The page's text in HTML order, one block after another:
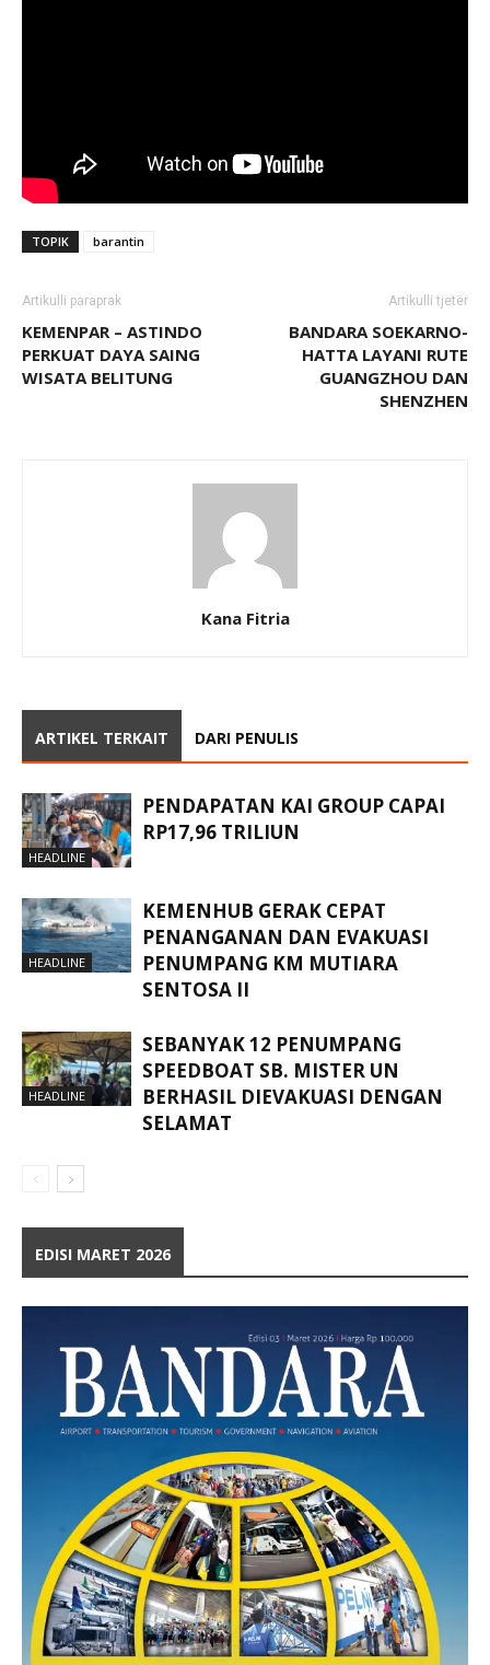
TOPIK barantin
Artikulli paraprak
KEMENPAR – ASTINDO
PERKUAT DAYA SAING
WISATA BELITUNG
Artikulli tjetër
BANDARA SOEKARNO-
HATTA LAYANI RUTE
GUANGZHOU DAN
SHENZHEN
Kana Fitria
ARTIKEL TERKAIT DARI PENULIS
HEADLINE
PENDAPATAN KAI GROUP CAPAI
RP17,96 TRILIUN
HEADLINE
KEMENHUB GERAK CEPAT
PENANGANAN DAN EVAKUASI
PENUMPANG KM MUTIARA
SENTOSA II
HEADLINE
SEBANYAK 12 PENUMPANG
SPEEDBOAT SB. MISTER UN
BERHASIL DIEVAKUASI DENGAN
SELAMAT
EDISI MARET 2026